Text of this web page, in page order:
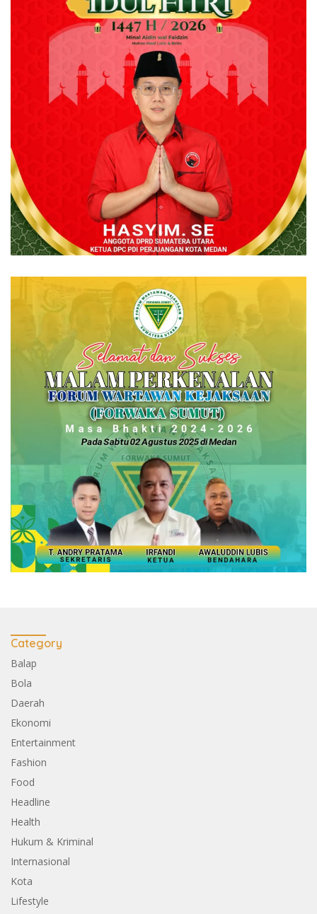
Category
Balap
Bola
Daerah
Ekonomi
Entertainment
Fashion
Food
Headline
Health
Hukum & Kriminal
Internasional
Kota
Lifestyle